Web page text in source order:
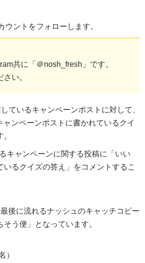
ントをフォローします。
共に「＠nosh_fresh」です。
い。
ているキャンペーンポストに対して、
ンペーンポストに書かれているクイ
キャンペーンに関する投稿に「いい
るクイズの答え」をコメントするこ
後に流れるナッシュのキャッチコピー
う便」となっています。
）